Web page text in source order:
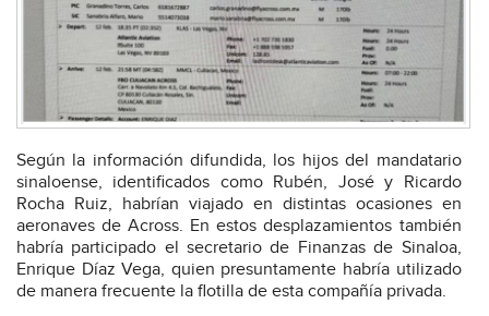
Según la información difundida, los hijos del mandatario
sinaloense, identificados como Rubén, José y Ricardo
Rocha Ruiz, habrían viajado en distintas ocasiones en
aeronaves de Across. En estos desplazamientos también
habría participado el secretario de Finanzas de Sinaloa,
Enrique Díaz Vega, quien presuntamente habría utilizado
de manera frecuente la flotilla de esta compañía privada.